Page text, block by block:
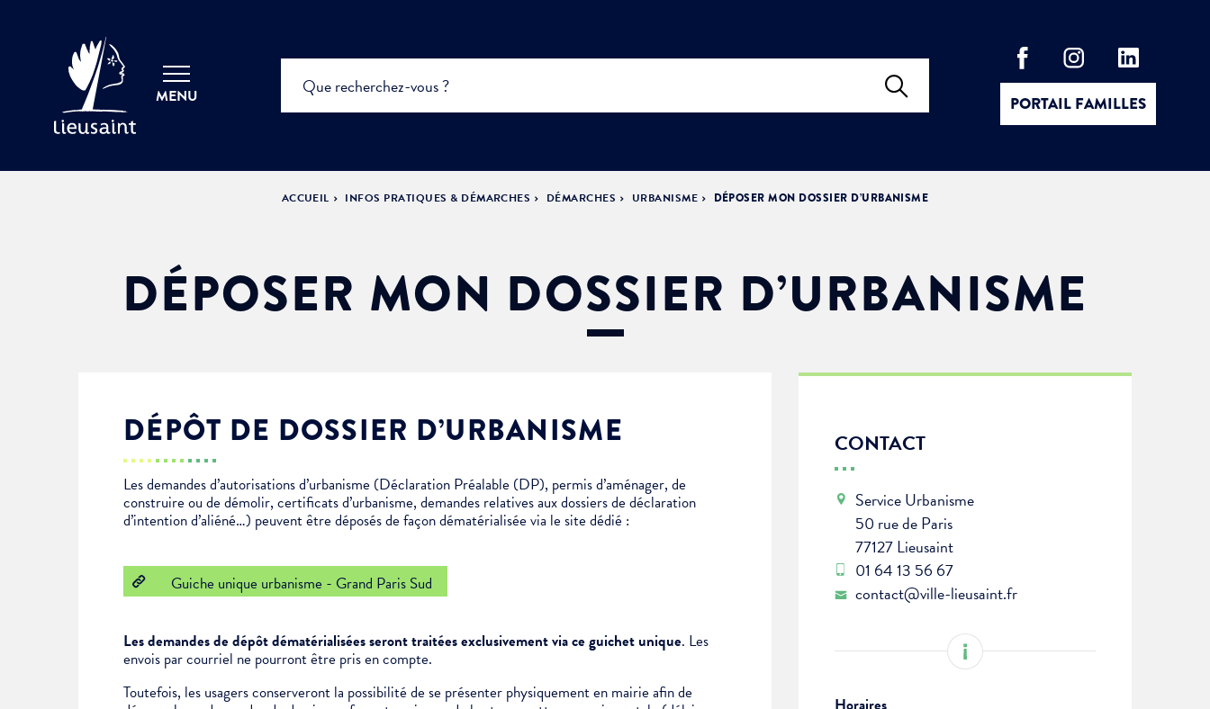
MENU PORTAIL FAMILLES
Enfance & jeunesse
Cadre de vie
Temps libre
Solidarité
Famille
Logement
Citoyenneté
Location de salles
Élus du conseil municipal
Séances du Conseil municipal
Ville bienveillante
Ville éducative
ACCUEIL INFOS PRATIQUES & DÉMARCHES DÉMARCHES URBANISME DÉPOSER MON DOSSIER D’URBANISME
DÉPOSER MON DOSSIER D’URBANISME
DÉPÔT DE DOSSIER D’URBANISME
Les demandes d’autorisations d’urbanisme (Déclaration Préalable (DP), permis d’aménager, de
construire ou de démolir, certificats d’urbanisme, demandes relatives aux dossiers de déclaration
d’intention d’aliéné…) peuvent être déposés de façon dématérialisée via le site dédié :
Guiche unique urbanisme - Grand Paris Sud
Les demandes de dépôt dématérialisées seront traitées exclusivement via ce guichet unique. Les
envois par courriel ne pourront être pris en compte.
Toutefois, les usagers conserveront la possibilité de se présenter physiquement en mairie afin de
CONTACT
Service Urbanisme
50 rue de Paris
77127 Lieusaint
01 64 13 56 67
contact@ville-lieusaint.fr